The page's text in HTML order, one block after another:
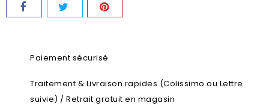
Paiement sécurisé
Traitement & Livraison rapides (Colissimo ou Lettre
suivie) / Retrait gratuit en magasin